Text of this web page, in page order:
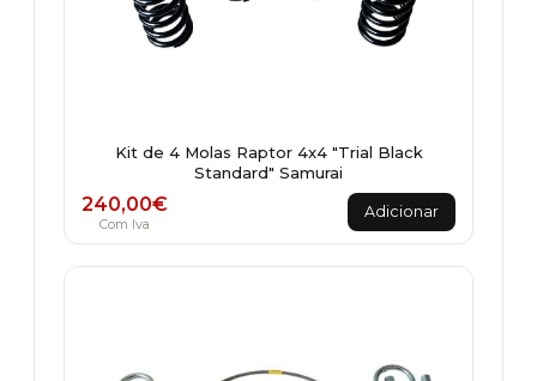
Kit de 4 Molas Raptor 4x4 "Trial Black
Standard" Samurai
240,00€
Com Iva
Adicionar